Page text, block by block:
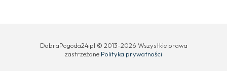
DobraPogoda24.pl © 2013-2026 Wszystkie prawa
zastrzeżone Polityka prywatności